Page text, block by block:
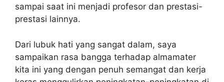
sampai saat ini menjadi profesor dan prestasi-
prestasi lainnya.
Dari lubuk hati yang sangat dalam, saya
sampaikan rasa bangga terhadap almamater
kita ini yang dengan penuh semangat dan kerja